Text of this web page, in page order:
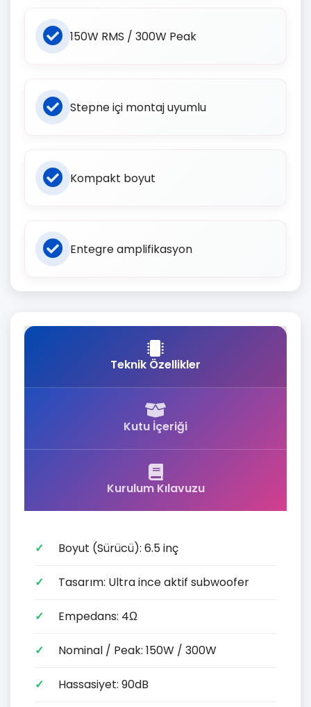
150W RMS / 300W Peak
Stepne içi montaj uyumlu
Kompakt boyut
Entegre amplifikasyon
Teknik Özellikler
Kutu İçeriği
Kurulum Kılavuzu
Boyut (Sürücü): 6.5 inç
Tasarım: Ultra ince aktif subwoofer
Empedans: 4Ω
Nominal / Peak: 150W / 300W
Hassasiyet: 90dB